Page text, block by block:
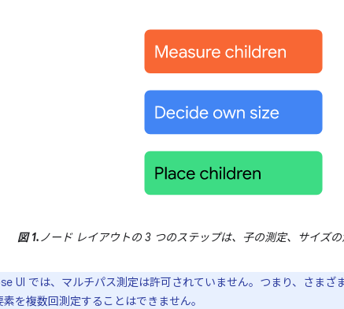
図 1. ノード レイアウトの 3 つのステップは、子の測定、サイズの
UI では、マルチパス測定は許可されていません。つまり、さまざ
を複数回測定することはできません。